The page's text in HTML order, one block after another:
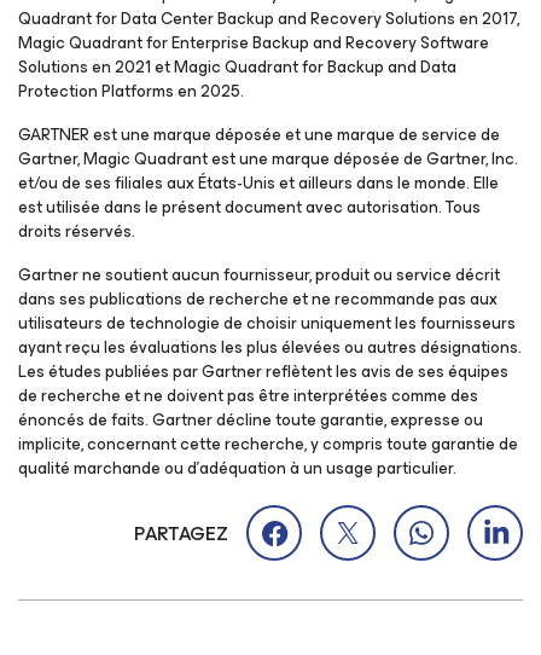
Quadrant for Data Center Backup and Recovery Solutions en 2017,
Magic Quadrant for Enterprise Backup and Recovery Software
Solutions en 2021 et Magic Quadrant for Backup and Data
Protection Platforms en 2025.
GARTNER est une marque déposée et une marque de service de
Gartner, Magic Quadrant est une marque déposée de Gartner, Inc.
et/ou de ses filiales aux États-Unis et ailleurs dans le monde. Elle
est utilisée dans le présent document avec autorisation. Tous
droits réservés.
Gartner ne soutient aucun fournisseur, produit ou service décrit
dans ses publications de recherche et ne recommande pas aux
utilisateurs de technologie de choisir uniquement les fournisseurs
ayant reçu les évaluations les plus élevées ou autres désignations.
Les études publiées par Gartner reflètent les avis de ses équipes
de recherche et ne doivent pas être interprétées comme des
énoncés de faits. Gartner décline toute garantie, expresse ou
implicite, concernant cette recherche, y compris toute garantie de
qualité marchande ou d’adéquation à un usage particulier.
PARTAGEZ